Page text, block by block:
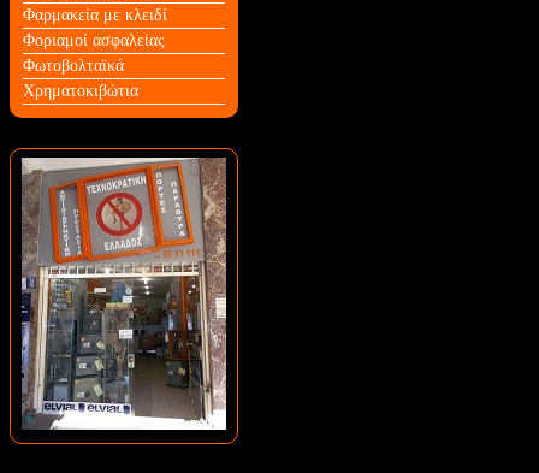
Φαρμακεία με κλειδί
Φοριαμοί ασφαλείας
Φωτοβολταϊκά
Χρηματοκιβώτια